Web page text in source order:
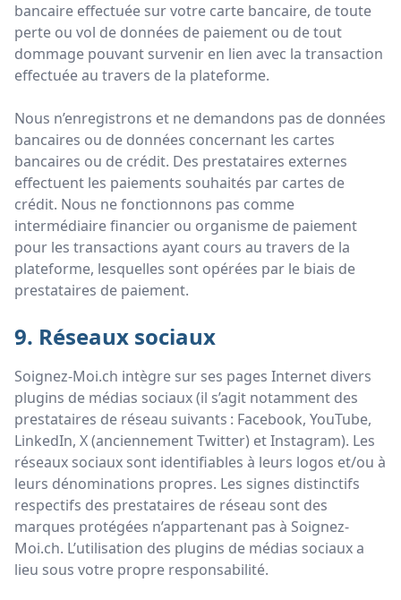
bancaire effectuée sur votre carte bancaire, de toute
perte ou vol de données de paiement ou de tout
dommage pouvant survenir en lien avec la transaction
effectuée au travers de la plateforme.
Nous n’enregistrons et ne demandons pas de données
bancaires ou de données concernant les cartes
bancaires ou de crédit. Des prestataires externes
effectuent les paiements souhaités par cartes de
crédit. Nous ne fonctionnons pas comme
intermédiaire financier ou organisme de paiement
pour les transactions ayant cours au travers de la
plateforme, lesquelles sont opérées par le biais de
prestataires de paiement.
9. Réseaux sociaux
Soignez-Moi.ch intègre sur ses pages Internet divers
plugins de médias sociaux (il s’agit notamment des
prestataires de réseau suivants : Facebook, YouTube,
LinkedIn, X (anciennement Twitter) et Instagram). Les
réseaux sociaux sont identifiables à leurs logos et/ou à
leurs dénominations propres. Les signes distinctifs
respectifs des prestataires de réseau sont des
marques protégées n’appartenant pas à Soignez-
Moi.ch. L’utilisation des plugins de médias sociaux a
lieu sous votre propre responsabilité.